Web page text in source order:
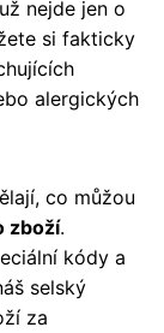
nejde jen o
si fakticky
alergických
co můžou
zboží.
kódy a
selský
za